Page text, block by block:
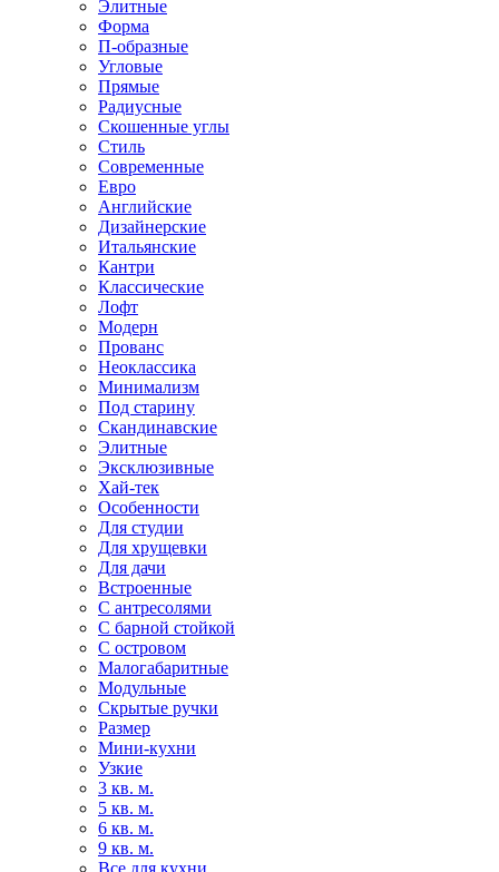
Элитные
Форма
П-образные
Угловые
Прямые
Радиусные
Скошенные углы
Стиль
Современные
Евро
Английские
Дизайнерские
Итальянские
Кантри
Классические
Лофт
Модерн
Прованс
Неоклассика
Минимализм
Под старину
Скандинавские
Элитные
Эксклюзивные
Хай-тек
Особенности
Для студии
Для хрущевки
Для дачи
Встроенные
С антресолями
С барной стойкой
С островом
Малогабаритные
Модульные
Скрытые ручки
Размер
Мини-кухни
Узкие
3 кв. м.
5 кв. м.
6 кв. м.
9 кв. м.
Все для кухни